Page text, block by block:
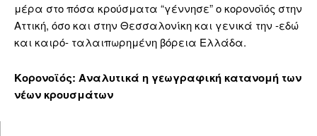
μέρα στο πόσα κρούσματα “γέννησε” ο κορονοϊός στην
Αττική, όσο και στην Θεσσαλονίκη και γενικά την -εδώ
και καιρό- ταλαιπωρημένη βόρεια Ελλάδα.
Κορονοϊός: Αναλυτικά η γεωγραφική κατανομή των
νέων κρουσμάτων